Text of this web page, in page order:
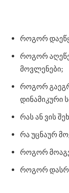
როგორ
როგორ
მოვლენები;
როგორ
დინამიკური
რას ან ვის
რა უცნაურ
როგორ
როგორ